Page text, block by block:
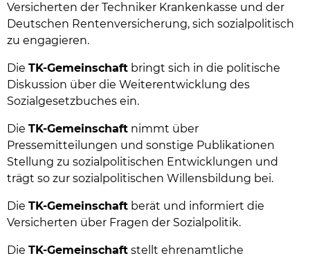
Versicherten der Techniker Krankenkasse und der
Deutschen Rentenversicherung, sich sozialpolitisch
zu engagieren.
Die TK-Gemeinschaft bringt sich in die politische
Diskussion über die Weiterentwicklung des
Sozialgesetzbuches ein.
Die TK-Gemeinschaft nimmt über
Pressemitteilungen und sonstige Publikationen
Stellung zu sozialpolitischen Entwicklungen und
trägt so zur sozialpolitischen Willensbildung bei.
Die TK-Gemeinschaft berät und informiert die
Versicherten über Fragen der Sozialpolitik.
Die TK-Gemeinschaft stellt ehrenamtliche